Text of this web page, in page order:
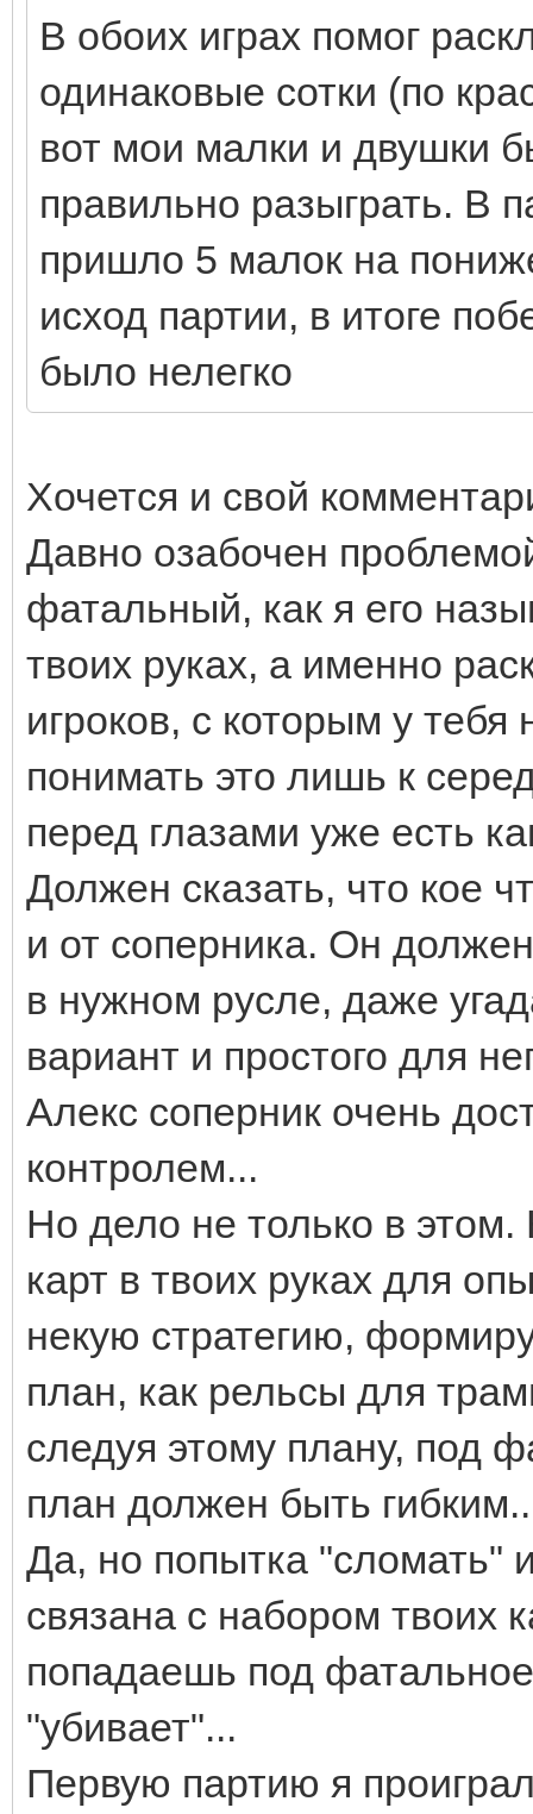
В обоих играх помог
одинаковые сотки (по
вот мои малки и двушки
правильно разыграть. В
пришло 5 малок на
исход партии, в итоге
было нелегко
Хочется и свой
Давно озабочен
фатальный, как я его
твоих руках, а именно
игроков, с которым у
понимать это лишь к
перед глазами уже есть
Должен сказать, что кое
и от соперника. Он
в нужном русле, даже
вариант и простого для
Алекс соперник очень
контролем...
Но дело не только в
карт в твоих руках для
некую стратегию,
план, как рельсы для
следуя этому плану, под
план должен быть
Да, но попытка "сломать"
связана с набором твоих
попадаешь под
"убивает"...
Первую партию я